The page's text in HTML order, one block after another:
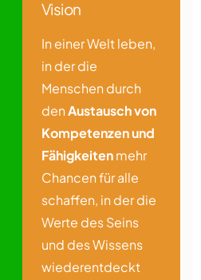
Vision
In einer Welt leben,
in der die
Menschen durch
denAustausch von
Kompetenzen und
Fähigkeitenmehr
Chancen für alle
schaffen, in der die
Werte des Seins
und des Wissens
wiederentdeckt